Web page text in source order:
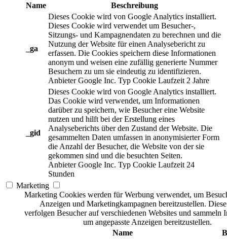
Name
Beschreibung
_ga
Dieses Cookie wird von Google Analytics installiert.
Dieses Cookie wird verwendet um Besucher-,
Sitzungs- und Kampagnendaten zu berechnen und die
Nutzung der Website für einen Analysebericht zu
erfassen. Die Cookies speichern diese Informationen
anonym und weisen eine zufällig generierte Nummer
Besuchern zu um sie eindeutig zu identifizieren.
Anbieter Google Inc. Typ Cookie Laufzeit 2 Jahre
_gid
Dieses Cookie wird von Google Analytics installiert.
Das Cookie wird verwendet, um Informationen
darüber zu speichern, wie Besucher eine Website
nutzen und hilft bei der Erstellung eines
Analyseberichts über den Zustand der Website. Die
gesammelten Daten umfassen in anonymisierter Form
die Anzahl der Besucher, die Website von der sie
gekommen sind und die besuchten Seiten.
Anbieter Google Inc. Typ Cookie Laufzeit 24
Stunden
Marketing
Marketing Cookies werden für Werbung verwendet, um
Anzeigen und Marketingkampagnen bereitzustellen.
verfolgen Besucher auf verschiedenen Websites und sammeln
um angepasste Anzeigen bereitzustellen.
Name